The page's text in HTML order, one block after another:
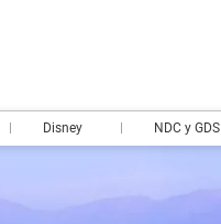
Disney NDC y GDS